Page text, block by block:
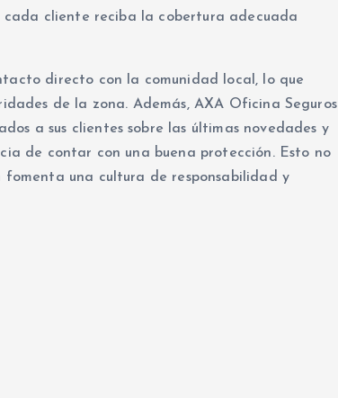
cliente reciba la cobertura adecuada
directo con la comunidad local, lo que
de la zona. Además, AXA Oficina Seguros
a sus clientes sobre las últimas novedades y
de contar con una buena protección. Esto no
una cultura de responsabilidad y